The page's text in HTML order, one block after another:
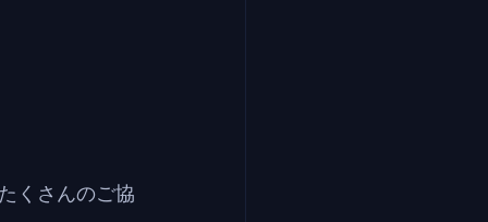
くさんのご協